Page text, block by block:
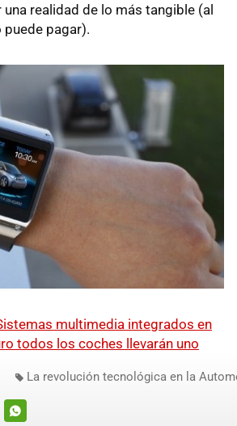
una realidad de lo más tangible (al
puede pagar).
multimedia integrados en
todos los coches llevarán uno
La revolución tecnológica en la